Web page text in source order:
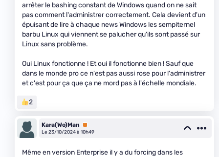
arrêter le bashing constant de Windows quand on ne sait
pas comment l'administrer correctement. Cela devient d'un
épuisant de lire à chaque news Windows les sempiternel
barbu Linux qui viennent se palucher qu'ils sont passé sur
Linux sans problème.
Oui Linux fonctionne ! Et oui il fonctionne bien ! Sauf que
dans le monde pro ce n'est pas aussi rose pour l'administrer
et c'est pour ça que ça ne mord pas à l'échelle mondiale.
2
Kara(Wo)Man
Premium
Le 23/10/2024 à 10h49
Même en version Enterprise il y a du forcing dans les